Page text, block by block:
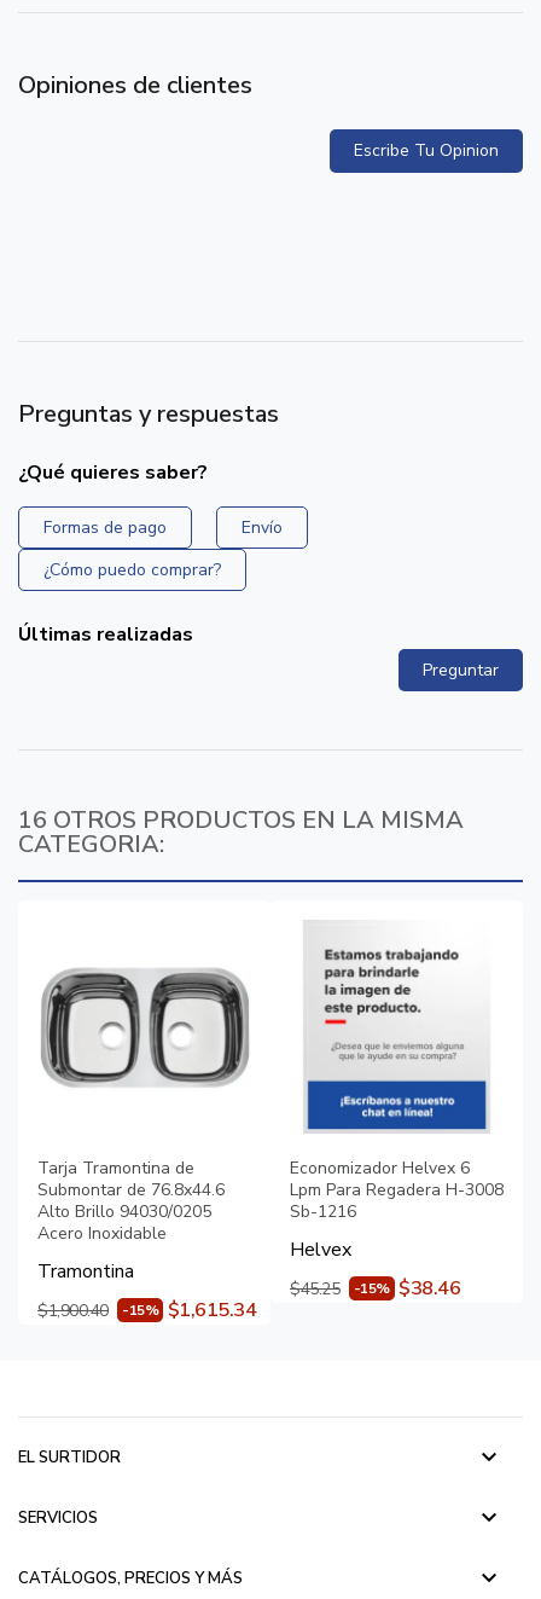
Opiniones de clientes
Escribe Tu Opinion
Preguntas y respuestas
¿Qué quieres saber?
Formas de pago
Envío
¿Cómo puedo comprar?
Últimas realizadas
Preguntar
16 OTROS PRODUCTOS EN LA MISMA
CATEGORIA:
Tarja Tramontina de
Submontar de 76.8x44.6
Alto Brillo 94030/0205
Acero Inoxidable
Tramontina
$1,900.40 -15% $1,615.34
Economizador Helvex 6
Lpm Para Regadera H-3008
Sb-1216
Helvex
$45.25 -15% $38.46
EL SURTIDOR keyboard_arrow_down
SERVICIOS keyboard_arrow_down
CATÁLOGOS, PRECIOS Y MÁS keyboard_arrow_down